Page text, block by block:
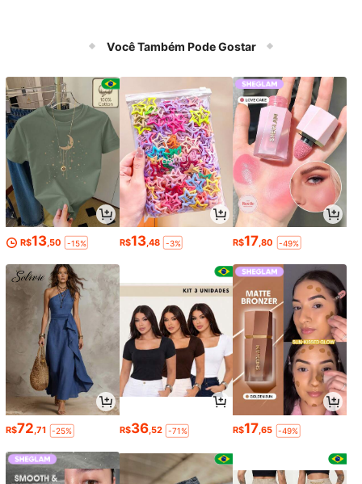
Você Também Pode Gostar
R$13,50 -15% R$13,48 -3% R$17 ,80 -49%
R$72,71 -25% R$36,52 -71% R$17,65 -49%